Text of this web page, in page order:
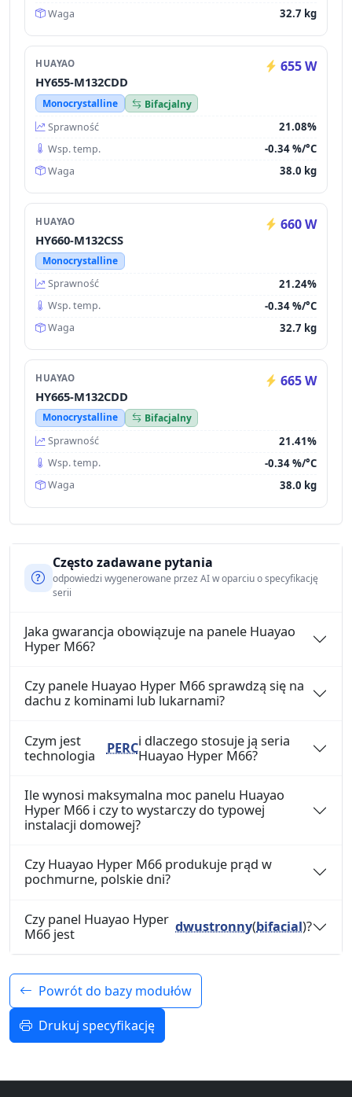
Waga 32.7 kg
HUAYAO 655 W
HY655-M132CDD
Monocrystalline
Bifacjalny
Sprawność
21.08%
Wsp. temp. -0.34 %/°C
Waga 38.0 kg
HUAYAO 660 W
HY660-M132CSS
Monocrystalline
Sprawność
21.24%
Wsp. temp. -0.34 %/°C
Waga 32.7 kg
HUAYAO 665 W
HY665-M132CDD
Monocrystalline
Bifacjalny
Sprawność
21.41%
Wsp. temp. -0.34 %/°C
Waga 38.0 kg
Często zadawane pytania
odpowiedzi wygenerowane przez AI w oparciu o specyfikację
serii
Jaka gwarancja obowiązuje na panele Huayao
Hyper M66?
Czy panele Huayao Hyper M66 sprawdzą się na
dachu z kominami lub lukarnami?
Czym jest
technologia
PERCi dlaczego stosuje ją seria
Huayao Hyper M66?
Ile wynosi maksymalna moc panelu Huayao
Hyper M66 i czy to wystarczy do typowej
instalacji domowej?
Czy Huayao Hyper M66 produkuje prąd w
pochmurne, polskie dni?
Czy panel Huayao Hyper
M66 jest
dwustronny(bifacial)?
Powrót do bazy modułów
Drukuj specyfikację